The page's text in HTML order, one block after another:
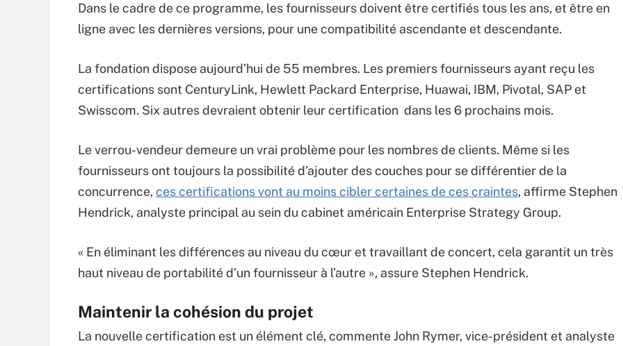
Dans le cadre de ce programme, les fournisseurs doivent être certifiés tous les ans, et être en
ligne avec les dernières versions, pour une compatibilité ascendante et descendante.
La fondation dispose aujourd’hui de 55 membres. Les premiers fournisseurs ayant reçu les
certifications sont CenturyLink, Hewlett Packard Enterprise, Huawai, IBM, Pivotal, SAP et
Swisscom. Six autres devraient obtenir leur certification dans les 6 prochains mois.
Le verrou-vendeur demeure un vrai problème pour les nombres de clients. Même si les
fournisseurs ont toujours la possibilité d’ajouter des couches pour se différentier de la
concurrence, ces certifications vont au moins cibler certaines de ces craintes, affirme Stephen
Hendrick, analyste principal au sein du cabinet américain Enterprise Strategy Group.
« En éliminant les différences au niveau du cœur et travaillant de concert, cela garantit un très
haut niveau de portabilité d’un fournisseur à l’autre », assure Stephen Hendrick.
Maintenir la cohésion du projet
La nouvelle certification est un élément clé, commente John Rymer, vice-président et analyste